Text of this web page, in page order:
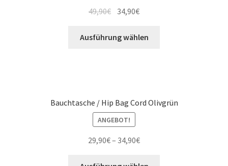
49,90€ 34,90€
Ausführung wählen
Bauchtasche / Hip Bag Cord Olivgrün
ANGEBOT!
29,90€– 34,90€